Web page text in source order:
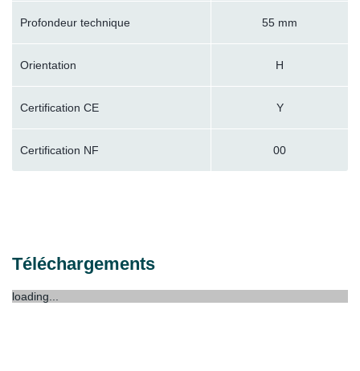
Profondeur technique 55 mm
Orientation H
Certification CE Y
Certification NF 00
Téléchargements
loading...